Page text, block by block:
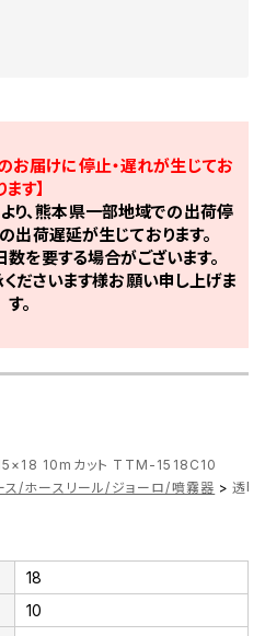
お届けに停止・遅れが生じてお
ます】
、熊本県一部地域での出荷停
出荷遅延が生じております。
を要する場合がございます。
ださいます様お願い申し上げま
す。
10mカット TTM-1518C10
ス/ホースリール/ジョーロ/噴霧器 > 透明
18
10